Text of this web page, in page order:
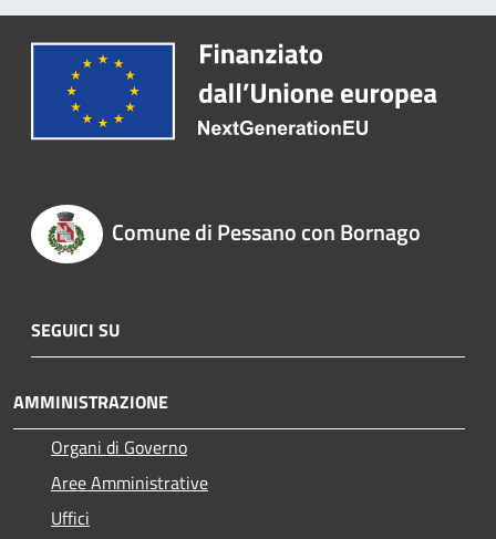
Comune di Pessano con Bornago
SEGUICI SU
AMMINISTRAZIONE
Organi di Governo
Aree Amministrative
Uffici